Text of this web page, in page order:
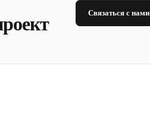
Связаться с нами